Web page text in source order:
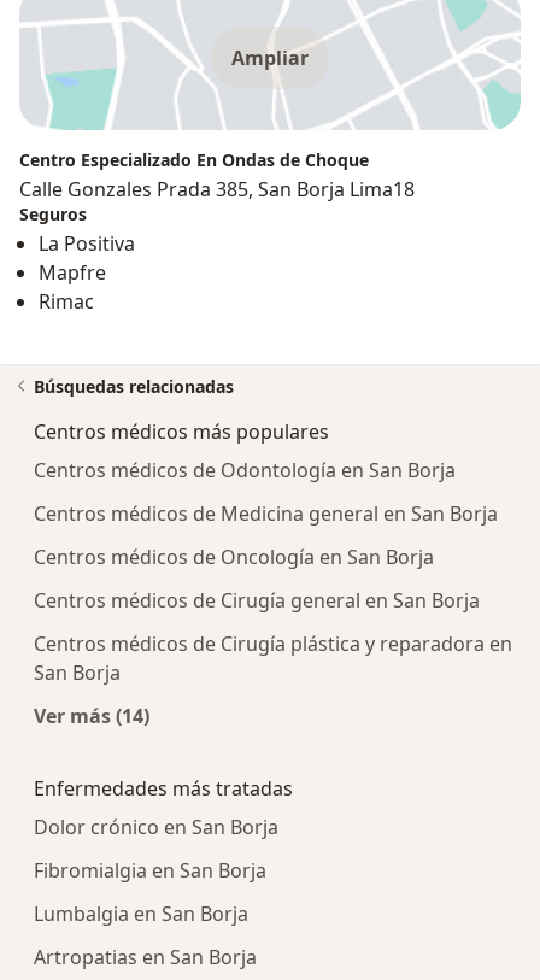
3. Dolor en la Espalda y Cuello
4. Síndrome de hombro doloroso
5. Epicondilitis
6. Síndrome piriforme
Con más de 12 años de trayectoria institucional y la
más alta tecnología en equipamiento médico, hoy en
día, el Centro Médico OSI es una de las instituciones
médicas especializadas más importantes en el Perú.
OSI fue fundado en 1999 por un equipo de médicos
peruanos y extranjeros, entre ellos fisioterapeutas
especializados en Medicina Física y Rehabilitación,
para brindar la más alta calidad de servicios
profesionales de la salud.
brindando servicios de Rehabilitación Integral a los
pacientes que habían sufrido graves accidentes de
trabajo por encargo de las compañías más
importantes de Seguros y EPS del Perú.
ondasdechoque.pe
Ampliar
Centro Especializado En Ondas de Choque
Calle Gonzales Prada 385, San Borja Lima18
Seguros
La Positiva
Mapfre
Rimac
Búsquedas relacionadas
Centros médicos más populares
Centros médicos de Odontología en San Borja
Centros médicos de Medicina general en San Borja
Centros médicos de Oncología en San Borja
Centros médicos de Cirugía general en San Borja
Centros médicos de Cirugía plástica y reparadora en
San Borja
Ver más (14)
Enfermedades más tratadas
Dolor crónico en San Borja
Fibromialgia en San Borja
Lumbalgia en San Borja
Artropatias en San Borja